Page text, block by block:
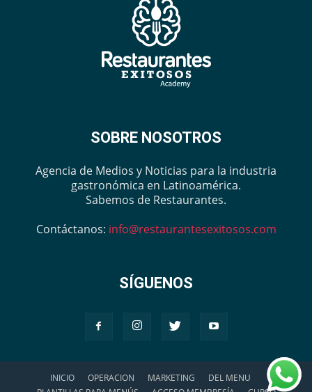
SOBRE NOSOTROS
Agencia de Medios y Noticias para la industria
gastronómica en Latinoamérica.
Sabemos de Restaurantes.
Contáctanos: info@restaurantesexitosos.com
SÍGUENOS
INICIO OPERACION MARKETING
DEL MENU